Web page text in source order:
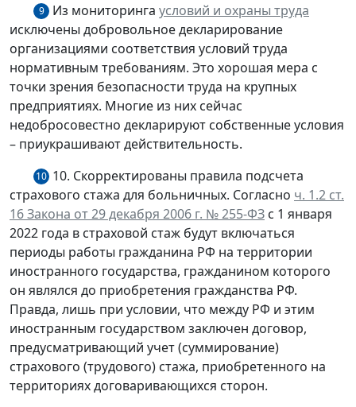
9 Из мониторинга условий и охраны труда
исключены добровольное декларирование
организациями соответствия условий труда
нормативным требованиям. Это хорошая мера с
точки зрения безопасности труда на крупных
предприятиях. Многие из них сейчас
недобросовестно декларируют собственные условия
– приукрашивают действительность.
10 10. Скорректированы правила подсчета
страхового стажа для больничных. Согласно ч. 1.2 ст.
16 Закона от 29 декабря 2006 г. № 255-ФЗ с 1 января
2022 года в страховой стаж будут включаться
периоды работы гражданина РФ на территории
иностранного государства, гражданином которого
он являлся до приобретения гражданства РФ.
Правда, лишь при условии, что между РФ и этим
иностранным государством заключен договор,
предусматривающий учет (суммирование)
страхового (трудового) стажа, приобретенного на
территориях договаривающихся сторон.